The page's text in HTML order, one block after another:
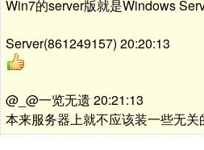
Win7的server版就是Windows
Server(861249157) 20:20:13
@_@一览无遗 20:21:13
本来服务器上就不应该装一些无关